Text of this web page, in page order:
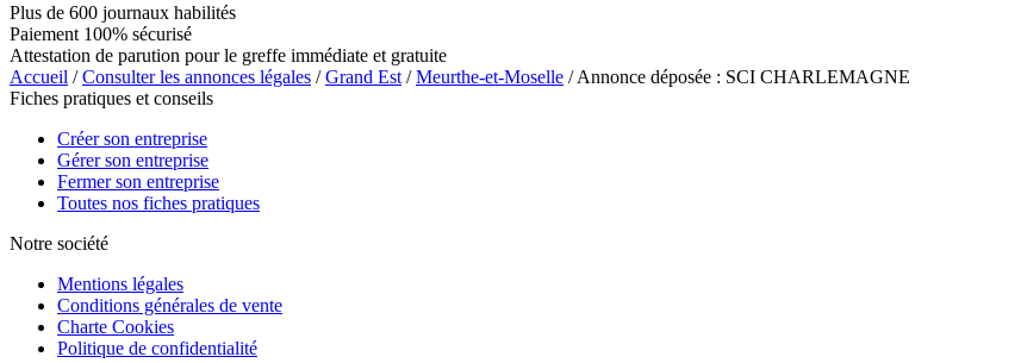
Plus de 600 journaux habilités
Paiement 100% sécurisé
Attestation de parution pour le greffe immédiate et gratuite
Accueil /Consulter les annonces légales /Grand Est /Meurthe-et-Moselle / Annonce déposée : SCI CHARLEMAGNE
Fiches pratiques et conseils
Créer son entreprise
Gérer son entreprise
Fermer son entreprise
Toutes nos fiches pratiques
Notre société
Mentions légales
Conditions générales de vente
Charte Cookies
Politique de confidentialité